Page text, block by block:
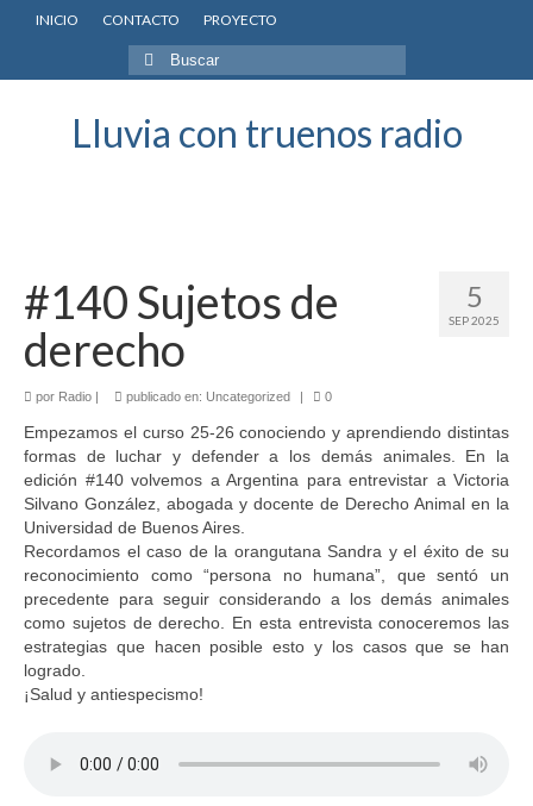
INICIO CONTACTO PROYECTO
Buscar
por:
Lluvia con truenos radio
5
SEP 2025
#140 Sujetos de
derecho
por Radio | publicado en: Uncategorized | 0
Empezamos el curso 25-26 conociendo y aprendiendo distintas
formas de luchar y defender a los demás animales. En la
edición #140 volvemos a Argentina para entrevistar a Victoria
Silvano González, abogada y docente de Derecho Animal en la
Universidad de Buenos Aires.
Recordamos el caso de la orangutana Sandra y el éxito de su
reconocimiento como “persona no humana”, que sentó un
precedente para seguir considerando a los demás animales
como sujetos de derecho. En esta entrevista conoceremos las
estrategias que hacen posible esto y los casos que se han
logrado.
¡Salud y antiespecismo!